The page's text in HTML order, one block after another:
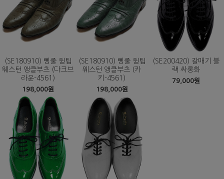
(SE180910) 삥줄 윙팁
웨스턴 앵클부츠 (다크브
라운-4561)
198,000원
(SE180910) 삥줄 윙팁
웨스턴 앵클부츠 (카
키-4561)
198,000원
(SE200420) 갈매기 블
랙 싸롱화
79,000원